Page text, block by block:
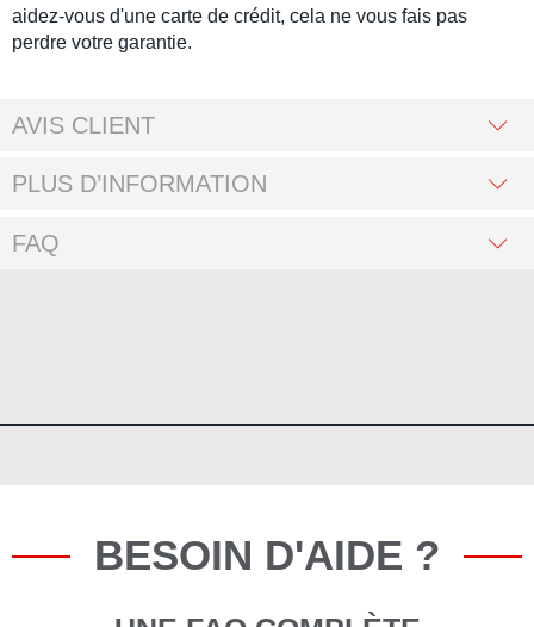
aidez-vous d'une carte de crédit, cela ne vous fais pas
perdre votre garantie.
AVIS CLIENT
PLUS D’INFORMATION
FAQ
BESOIN D'AIDE ?